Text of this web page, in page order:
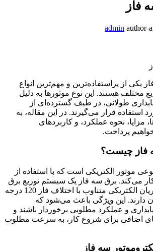
فاز
admin
یکی از پراستفاده‌ترین و مهم‌ترین انواع
مختلف هستند. این نوع موتورها به دلیل
پایداری طولانی، در طیف گسترده‌ای از
استفاده قرار می‌گیرند. در این مقاله، به
نحوه عملکرد، و کاربردهای
پرداخت.
موتور الکتریکی است که با استفاده از
می‌کند. برق سه فاز یک سیستم توزیع برق
است که در آن سه جریان الکتریکی متناوب با اختلاف فاز 120 درجه
دارند. این ویژگی باعث می‌شود که
و عملکرد مطلوبی برخوردار باشند و
اضافی برای شروع کار، به سرعت مطلوب